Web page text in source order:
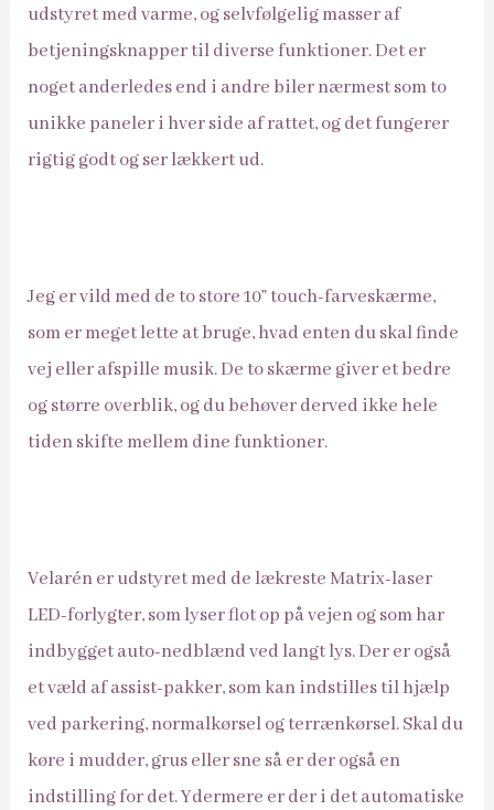
udstyret med varme, og selvfølgelig masser af
betjeningsknapper til diverse funktioner. Det er
noget anderledes end i andre biler nærmest som to
unikke paneler i hver side af rattet, og det fungerer
rigtig godt og ser lækkert ud.
Jeg er vild med de to store 10” touch-farveskærme,
som er meget lette at bruge, hvad enten du skal finde
vej eller afspille musik. De to skærme giver et bedre
og større overblik, og du behøver derved ikke hele
tiden skifte mellem dine funktioner.
Velar´en er udstyret med de lækreste Matrix-laser
LED-forlygter, som lyser flot op på vejen og som har
indbygget auto-nedblænd ved langt lys. Der er også
et væld af assist-pakker, som kan indstilles til hjælp
ved parkering, normalkørsel og terrænkørsel. Skal du
køre i mudder, grus eller sne så er der også en
indstilling for det. Ydermere er der i det automatiske